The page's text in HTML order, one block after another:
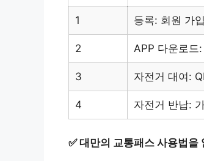
1 등록: 회원 가
2 APP 다운로드
3 자전거 대여:
4 자전거 반납:
✅대만의 교통패스 사용법을